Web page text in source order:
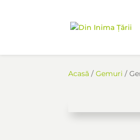
Acasă /Gemuri /